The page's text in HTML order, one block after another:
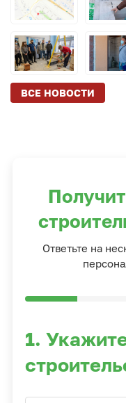
ВСЕ НОВОСТИ
Ответьте на
1.